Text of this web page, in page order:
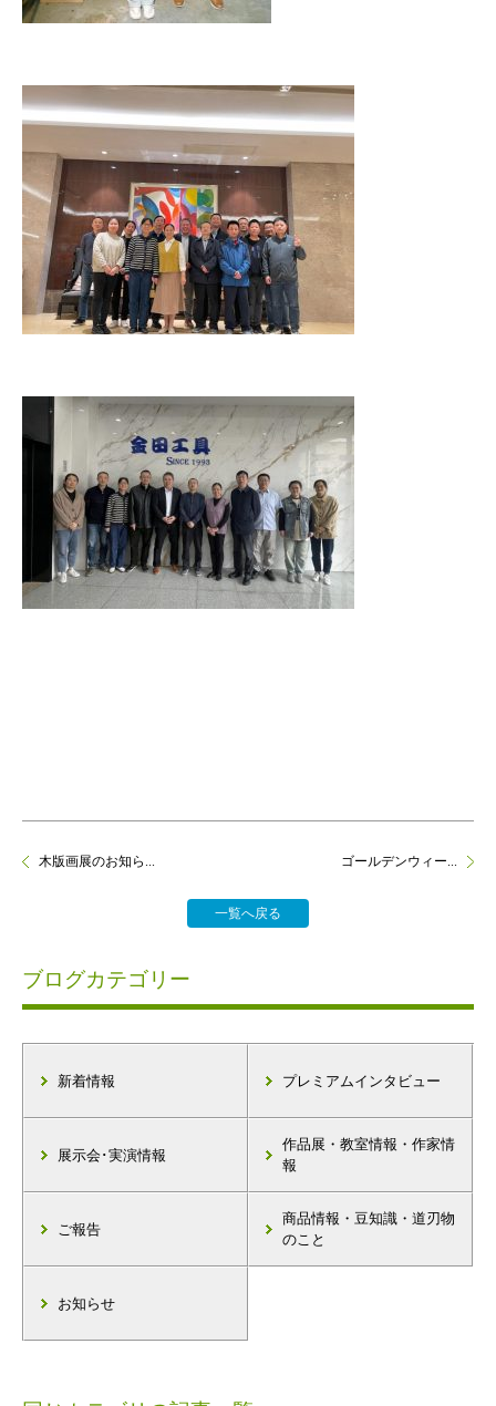
木版画展のお知ら...
一覧へ戻る
ゴールデンウィー...
ブログカテゴリー
新着情報 プレミアムインタビュー
展示会･実演情報
作品展・教室情報・作家情
報
ご報告
商品情報・豆知識・道刃物
のこと
お知らせ